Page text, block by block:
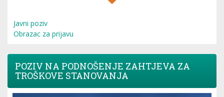
Javni poziv
Obrazac za prijavu
POZIV NA PODNOŠENJE ZAHTJEVA ZA
TROŠKOVE STANOVANJA